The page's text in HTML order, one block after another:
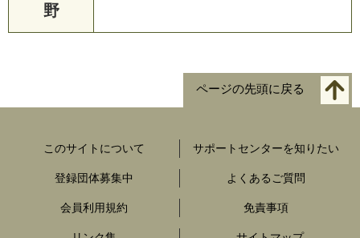
野
ページの先頭に戻る
このサイトについて サポートセンターを知りたい
登録団体募集中 よくあるご質問
会員利用規約 免責事項